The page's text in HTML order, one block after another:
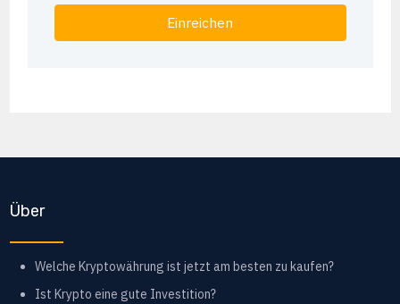
Einreichen
Über
Welche Kryptowährung ist jetzt am besten zu kaufen?
Ist Krypto eine gute Investition?